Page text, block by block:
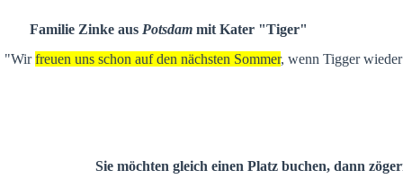
Familie Zinke aus Potsdam mit Kater "Tiger"
"Wirfreuen uns schon auf den nächsten Sommer, wenn Tigger
Sie möchten gleich einen Platz buchen, dann